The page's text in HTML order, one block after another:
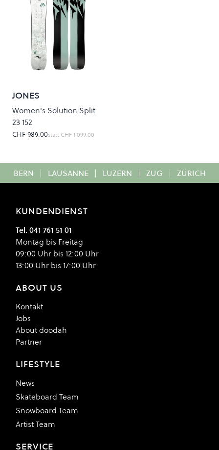
JONES
Women's Solution Split
23 152
CHF 989.00statt CHF 1’099.00
BERN | LAUSANNE | LUZERN | ZUG | ZÜRICH
KUNDENDIENST
Tel. 041 761 51 01
Montag bis Freitag
09:00 Uhr bis 12:00 Uhr
13:00 Uhr bis 17:00 Uhr
ABOUT US
Kontakt
Jobs
About doodah
Partner
LIFESTYLE
News
Skateboard Team
Snowboard Team
Artist Team
SERVICE